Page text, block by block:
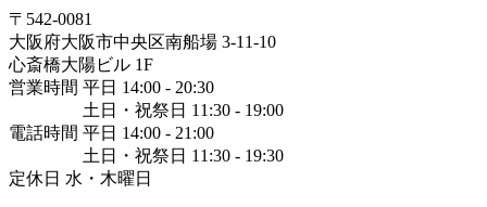
〒 542-0081
大阪府大阪市中央区南船場 3-11-10
心斎橋大陽ビル 1F
営業時間 平日 14:00 - 20:30
土日・祝祭日 11:30 - 19:00
電話時間 平日 14:00 - 21:00
土日・祝祭日 11:30 - 19:30
定休日 水・木曜日